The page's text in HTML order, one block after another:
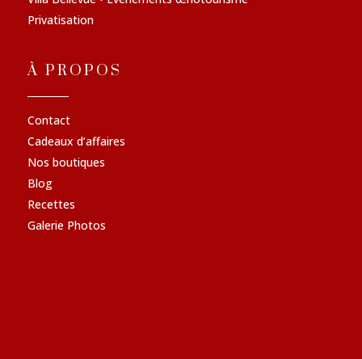
Privatisation
À PROPOS
Contact
Cadeaux d’affaires
Nos boutiques
Blog
Recettes
Galerie Photos